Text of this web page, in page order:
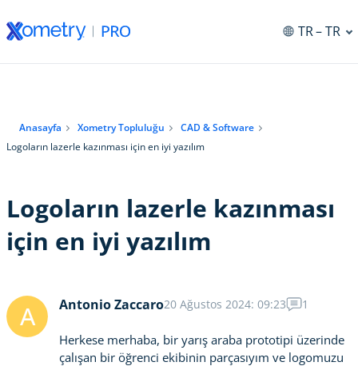
TR– TR
Anasayfa Xometry Topluluğu
CAD & Software
Logoların lazerle kazınması için en iyi yazılım
Logoların lazerle kazınması
için en iyi yazılım
A Antonio Zaccaro20 Ağustos 2024: 09:23 1
Herkese merhaba, bir yarış araba prototipi üzerinde
çalışan bir öğrenci ekibinin parçasıyım ve logomuzu